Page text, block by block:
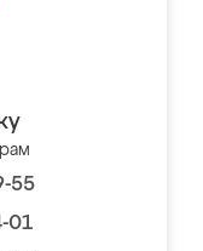
55
01